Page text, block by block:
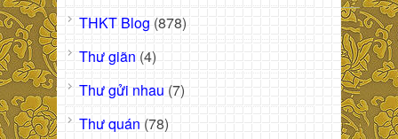
THKT Blog (878)
Thư giãn (4)
Thư gửi nhau (7)
Thư quán (78)